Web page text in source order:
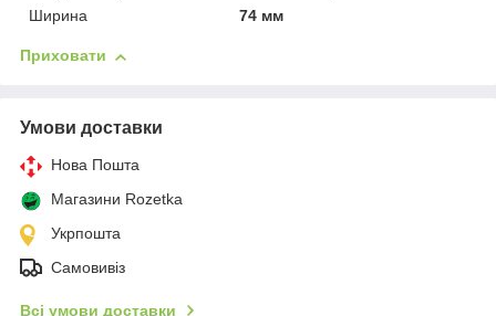
Ширина
74 мм
Приховати
Умови доставки
Нова Пошта
Магазини Rozetka
Укрпошта
Самовивіз
Всі умови доставки